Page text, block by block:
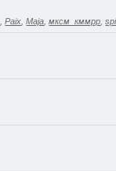
,Paix ,Maja ,мксм_кммрр ,